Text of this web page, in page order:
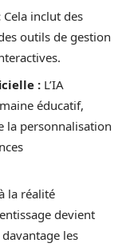
Cela inclut des
outils de gestion
: L’IA
éducatif,
la personnalisation
la réalité
devient
les